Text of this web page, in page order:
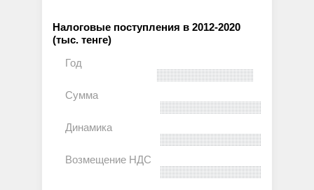
Налоговые поступления в 2012-2020
(тыс. тенге)